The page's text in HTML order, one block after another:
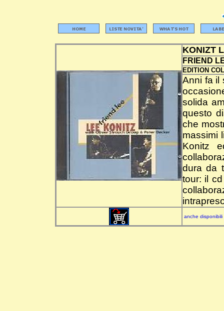
KONIZT
FRIEND
EDITION
Anni fa il
solida
questo
che
massimi
Konitz
dura da
tour: il
anche disponibili